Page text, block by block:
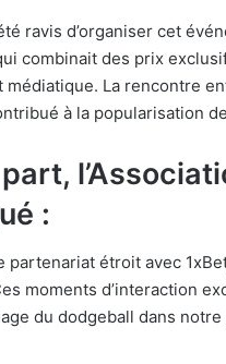
ravis d’organiser cet
combinait des prix
médiatique. La rencontre
à la popularisation
:
partenariat étroit avec
moments d’interaction
du dodgeball dans